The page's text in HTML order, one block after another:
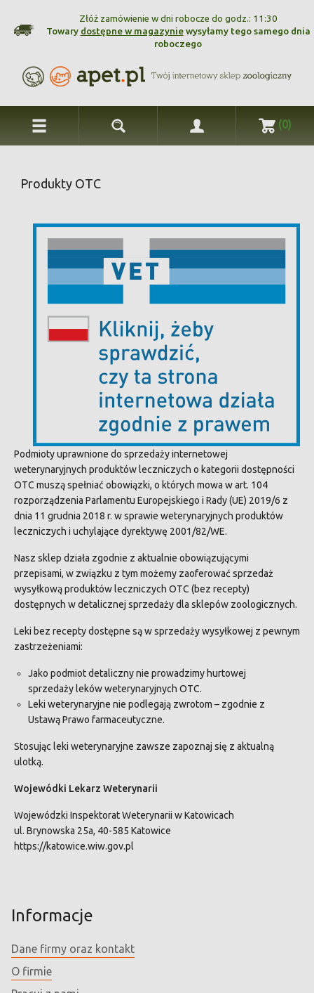
Złóż zamówienie w dni robocze do godz.: 11:30
Towary dostępne w magazyniewysyłamy tego samego dnia
roboczego
(0)
Produkty OTC
Podmioty uprawnione do sprzedaży internetowej
weterynaryjnych produktów leczniczych o kategorii dostępności
OTC muszą spełniać obowiązki, o których mowa w art. 104
rozporządzenia Parlamentu Europejskiego i Rady (UE) 2019/6 z
dnia 11 grudnia 2018 r. w sprawie weterynaryjnych produktów
leczniczych i uchylające dyrektywę 2001/82/WE.
Nasz sklep działa zgodnie z aktualnie obowiązującymi
przepisami, w związku z tym możemy zaoferować sprzedaż
wysyłkową produktów leczniczych OTC (bez recepty)
dostępnych w detalicznej sprzedaży dla sklepów zoologicznych.
Leki bez recepty dostępne są w sprzedaży wysyłkowej z pewnym
zastrzeżeniami:
Jako podmiot detaliczny nie prowadzimy hurtowej
sprzedaży leków weterynaryjnych OTC.
Leki weterynaryjne nie podlegają zwrotom – zgodnie z
Ustawą Prawo farmaceutyczne.
Stosując leki weterynaryjne zawsze zapoznaj się z aktualną
ulotką.
Wojewódki Lekarz Weterynarii
Wojewódzki Inspektorat Weterynarii w Katowicach
ul. Brynowska 25a, 40-585 Katowice
https://katowice.wiw.gov.pl
Informacje
Dane firmy oraz kontakt
O firmie